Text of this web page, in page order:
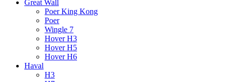
Great Wall
Poer King Kong
Poer
Wingle 7
Hover H3
Hover H5
Hover H6
Haval
H3